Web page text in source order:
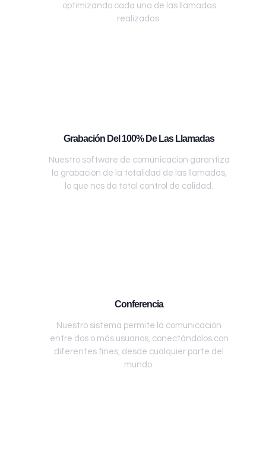
optimizando cada una de las llamadas
realizadas.
Grabación Del 100% De Las Llamadas
Nuestro software de comunicación garantiza
la grabación de la totalidad de las llamadas,
lo que nos da total control de calidad.
Conferencia
Nuestro sistema permite la comunicación
entre dos o más usuarios, conectándolos con
diferentes fines, desde cualquier parte del
mundo.